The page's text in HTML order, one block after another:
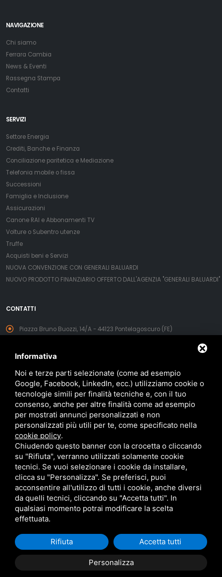
NAVIGAZIONE
Chi siamo
Ferrara Cambia
News & Eventi
Rassegna Stampa
Contatti
SERVIZI
Settore Energia
Crediti, Banche e Finanza
Conciliazione paritetica e Mediazione
Telefonia mobile o fissa
Successioni
Famiglia e Inclusione
Assicurazioni
Canone RAI e Abbonamenti TV
Volture o Subentro utenze
Truffe
Acquisti beni e Servizi
NUOVA CONVENZIONE CON GENERALI BALUARDI
NUOVO PRODOTTO FINANZIARIO OFFERTO DALL'AGENZIA "GENERALI BALUARDI"
CONTATTI
Piazza Bruno Buozzi, 14/A - 44123 Pontelagoscuro (FE)
ferrara@legaconsumatori.it
+39 0425 727691
SEGUICI
C.F.: 02060080385
Service
Informativa
Noi e terze parti selezionate (come ad esempio
Google, Facebook, LinkedIn, ecc.) utilizziamo cookie o
tecnologie simili per finalità tecniche e, con il tuo
consenso, anche per altre finalità come ad esempio
per mostrati annunci personalizzati e non
personalizzati più utili per te, come specificato nella
cookie policy.
Chiudendo questo banner con la crocetta o cliccando
su "Rifiuta", verranno utilizzati solamente cookie
tecnici. Se vuoi selezionare i cookie da installare,
clicca su "Personalizza". Se preferisci, puoi
acconsentire all'utilizzo di tutti i cookie, anche diversi
da quelli tecnici, cliccando su "Accetta tutti". In
qualsiasi momento potrai modificare la scelta
effettuata.
Personalizza
Rifiuta Accetta tutti